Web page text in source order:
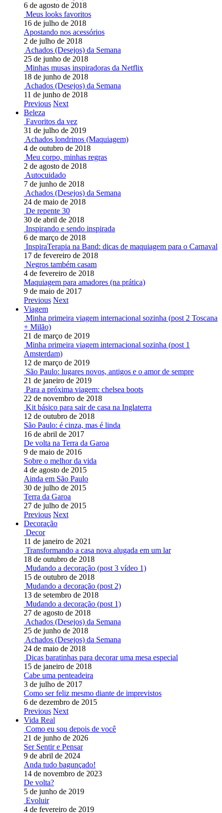
6 de agosto de 2018
Meus looks favoritos
16 de julho de 2018
Apostando nos acessórios
2 de julho de 2018
Achados (Desejos) da Semana
25 de junho de 2018
Minhas musas inspiradoras da Netflix
18 de junho de 2018
Achados (Desejos) da Semana
11 de junho de 2018
Previous Next
Beleza
Favoritos da vez
31 de julho de 2019
Achados londrinos (Maquiagem)
4 de outubro de 2018
Meu corpo, minhas regras
2 de agosto de 2018
Autocuidado
7 de junho de 2018
Achados (Desejos) da Semana
24 de maio de 2018
De repente 30
30 de abril de 2018
Inspirando e sendo inspirada
6 de março de 2018
InspiraTerapia na Band: dicas de maquiagem para o Carnaval
17 de fevereiro de 2018
Negros também casam
4 de fevereiro de 2018
Maquiagem para amadores (na prática)
9 de maio de 2017
Previous Next
Viagem
Minha primeira viagem internacional sozinha (post 2 Toscana
+ Milão)
21 de março de 2019
Minha primeira viagem internacional sozinha (post 1
Amsterdam)
12 de março de 2019
São Paulo: lugares novos, antigos e o amor de sempre
21 de janeiro de 2019
Para a próxima viagem: chelsea boots
22 de novembro de 2018
Kit básico para sair de casa na Inglaterra
12 de outubro de 2018
São Paulo: é cinza, mas é linda
16 de abril de 2017
De volta na Terra da Garoa
9 de maio de 2016
Sobre o melhor da vida
4 de agosto de 2015
Ainda em São Paulo
30 de julho de 2015
Terra da Garoa
27 de julho de 2015
Previous Next
Decoração
Decor
11 de janeiro de 2021
Transformando a casa nova alugada em um lar
18 de outubro de 2018
Mudando a decoração (post 3 vídeo 1)
15 de outubro de 2018
Mudando a decoração (post 2)
13 de setembro de 2018
Mudando a decoração (post 1)
27 de agosto de 2018
Achados (Desejos) da Semana
25 de junho de 2018
Achados (Desejos) da Semana
24 de maio de 2018
Dicas baratinhas para decorar uma mesa especial
15 de janeiro de 2018
Cabe uma penteadeira
3 de julho de 2017
Como ser feliz mesmo diante de imprevistos
6 de dezembro de 2015
Previous Next
Vida Real
Como eu sou depois de você
21 de junho de 2026
Ser Sentir e Pensar
9 de abril de 2024
Anda tudo bagunçado!
14 de novembro de 2023
De volta?
5 de junho de 2019
Evoluir
4 de fevereiro de 2019